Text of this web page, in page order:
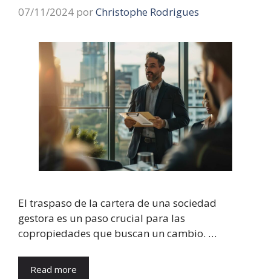
07/11/2024 porChristophe Rodrigues
El traspaso de la cartera de una sociedad
gestora es un paso crucial para las
copropiedades que buscan un cambio. …
Read more